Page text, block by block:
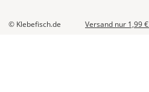
© Klebefisch.de Versand nur 1,99 €